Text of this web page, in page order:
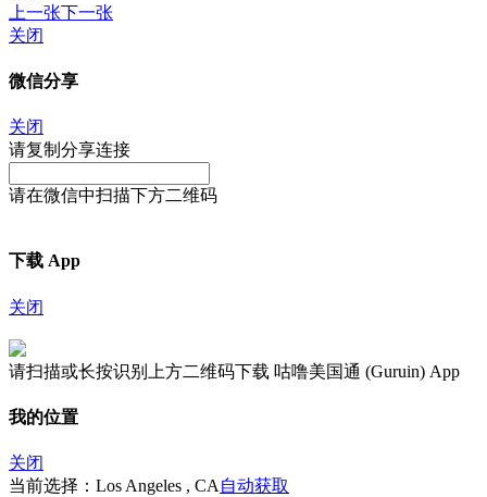
上一张下一张
关闭
微信分享
关闭
请复制分享连接
请在微信中扫描下方二维码
下载 App
关闭
请扫描或长按识别上方二维码下载 咕噜美国通 (Guruin) App
我的位置
关闭
当前选择：Los Angeles , CA 自动获取